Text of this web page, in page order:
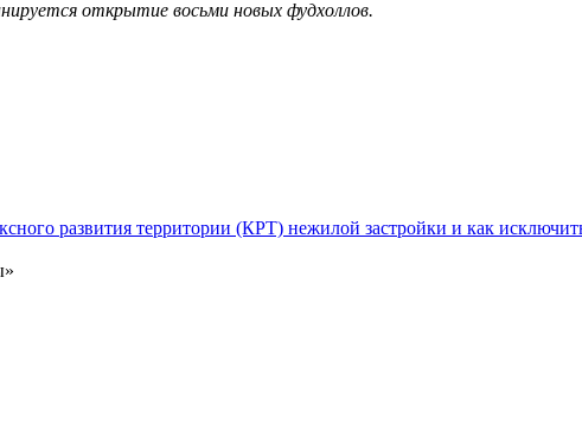
открытие восьми новых фудхоллов.
развития территории (КРТ) нежилой застройки и как